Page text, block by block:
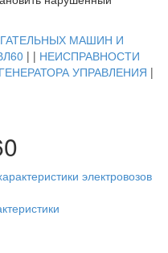
МАШИН И
| | НЕИСПРАВНОСТИ
УПРАВЛЕНИЯ |
электровозов